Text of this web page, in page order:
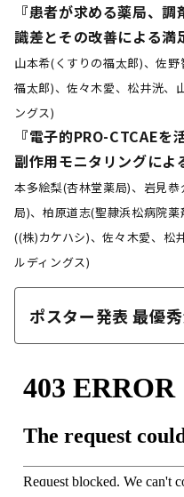
『患者が求める薬局、
識差とその改善による満
山本希(くすりの福太郎)、佐
福太郎)、佐々木愛、松井洸、
ングス)
『電子的PRO-CTCAE
副作用モニタリングによ
本多絵梨(杏林堂薬局)、岩見
局)、柏原道志(聖隷浜松病院
((株)カケハシ)、佐々木愛、松
ルディングス)
ポスター発表 最優